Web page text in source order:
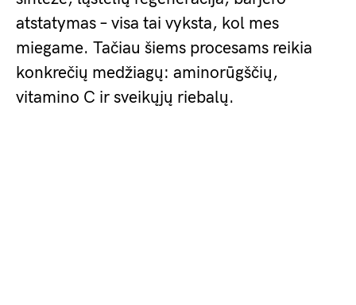
atstatymas – visa tai vyksta, kol mes
miegame. Tačiau šiems procesams reikia
konkrečių medžiagų: aminorūgščių,
vitamino C ir sveikųjų riebalų.